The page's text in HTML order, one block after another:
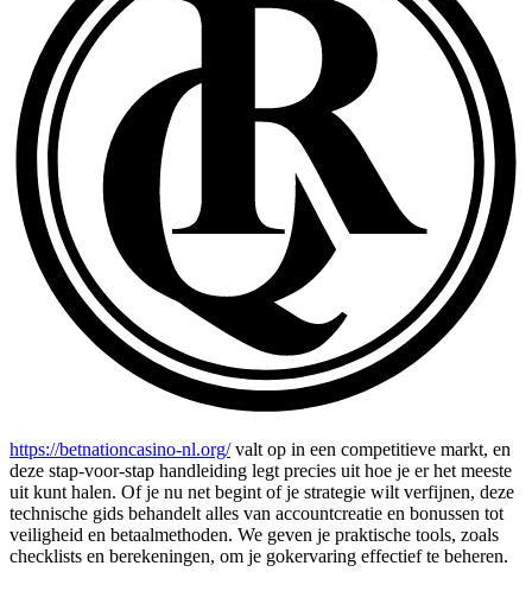
https://betnationcasino-nl.org/valt op in een competitieve markt, en
deze stap-voor-stap handleiding legt precies uit hoe je er het meeste
uit kunt halen. Of je nu net begint of je strategie wilt verfijnen, deze
technische gids behandelt alles van accountcreatie en bonussen tot
veiligheid en betaalmethoden. We geven je praktische tools, zoals
checklists en berekeningen, om je gokervaring effectief te beheren.